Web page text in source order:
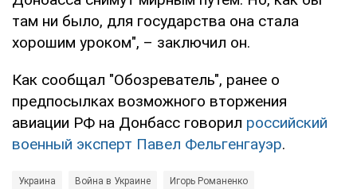
там ни было, для государства она стала
хорошим уроком", – заключил он.
Как сообщал "Обозреватель", ранее о
предпосылках возможного вторжения
авиации РФ на Донбасс говорил российский
военный эксперт Павел Фельгенгауэр.
Украина Война в Украине Игорь Романенко